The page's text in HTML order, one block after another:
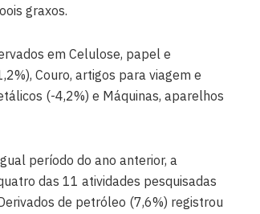
graxos.
em Celulose, papel e
Couro, artigos para viagem e
(-4,2%) e Máquinas, aparelhos
período do ano anterior, a
das 11 atividades pesquisadas
de petróleo (7,6%) registrou